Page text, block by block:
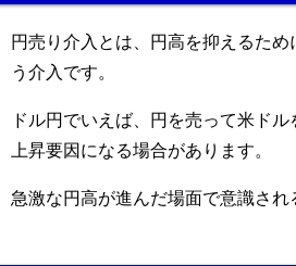
円売り介入とは、円高を抑えるた
う介入です。
ドル円でいえば、円を売って米ド
上昇要因になる場合があります。
急激な円高が進んだ場面で意識され